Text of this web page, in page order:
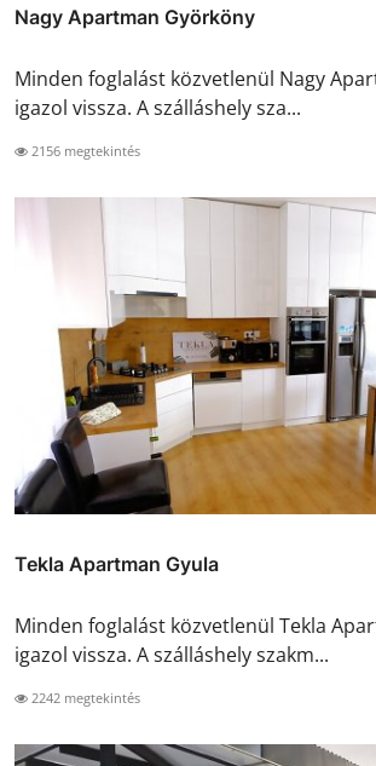
Nagy Apartman Györköny
Minden foglalást közvetlenül Nagy
igazol vissza. A szálláshely sza...
2156 megtekintés
Tekla Apartman Gyula
Minden foglalást közvetlenül Tekla
igazol vissza. A szálláshely szakm...
2242 megtekintés